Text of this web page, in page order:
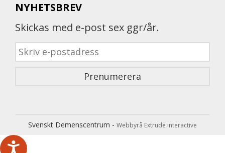
NYHETSBREV
Skickas med e-post sex ggr/år.
Svenskt Demenscentrum - Webbyrå Extrude interactive